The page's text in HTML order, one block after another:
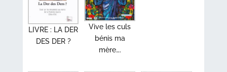
LIVRE : LA DER
DES DER ?
Vive les culs
bénis ma
mère….